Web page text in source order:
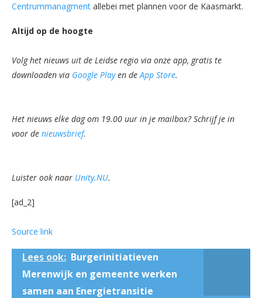
Centrummanagment allebei met plannen voor de Kaasmarkt.
Altijd op de hoogte
Volg het nieuws uit de Leidse regio via onze app, gratis te
downloaden via Google Playen deApp Store.
Het nieuws elke dag om 19.00 uur in je mailbox? Schrijf je in
voor de nieuwsbrief.
Luister ook naar Unity.NU.
[ad_2]
Source link
Lees ook: Burgerinitiatieven
Merenwijk en gemeente werken
samen aan Energietransitie